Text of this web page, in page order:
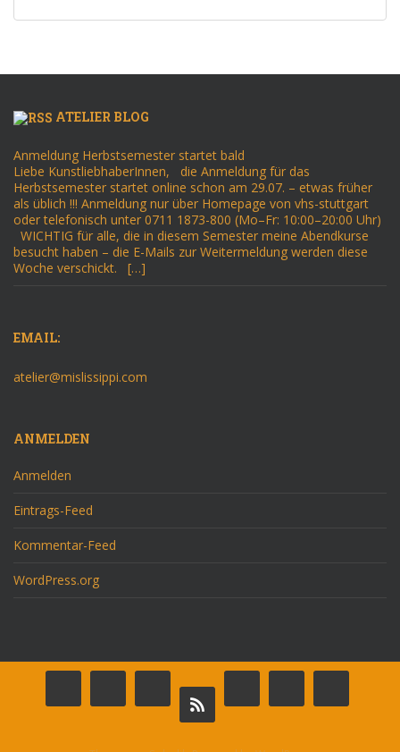
ATELIER BLOG
Anmeldung Herbstsemester startet bald
Liebe KunstliebhaberInnen, die Anmeldung für das
Herbstsemester startet online schon am 29.07. – etwas früher
als üblich !!! Anmeldung nur über Homepage von vhs-stuttgart
oder telefonisch unter 0711 1873-800 (Mo–Fr: 10:00–20:00 Uhr)
WICHTIG für alle, die in diesem Semester meine Abendkurse
besucht haben – die E-Mails zur Weitermeldung werden diese
Woche verschickt. […]
EMAIL:
atelier@mislissippi.com
ANMELDEN
Anmelden
Eintrags-Feed
Kommentar-Feed
WordPress.org